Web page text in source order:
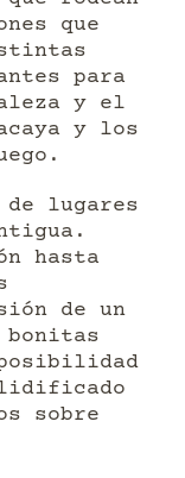
que
para
y el
y los
de lugares
hasta
de un
sobre